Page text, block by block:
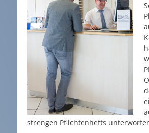
strengen Pflichtenhefts